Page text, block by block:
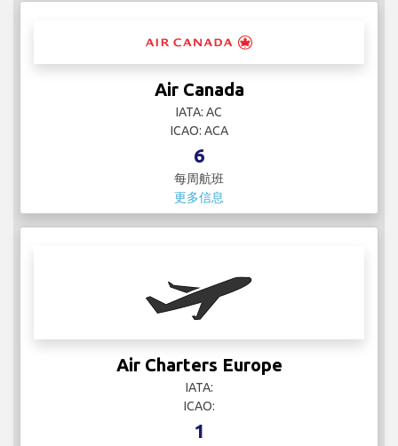
Air Canada
IATA: AC
ICAO: ACA
6
每周航班
更多信息
Air Charters Europe
IATA:
ICAO:
1